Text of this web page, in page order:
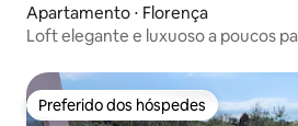
Apartamento ⋅ Florença
Loft elegante e luxuoso a poucos
Preferido dos hóspedes
Preferido dos hóspedes